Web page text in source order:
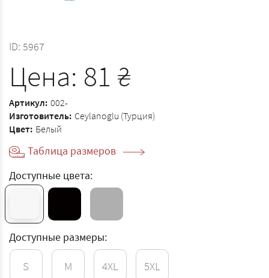
ID: 5967
Цена: 81 ₴
Артикул: 002-
Изготовитель: Ceylanoglu (Турция)
Цвет: Белый
Таблица размеров
Доступные цвета:
Доступные размеры:
S M 4XL 5XL